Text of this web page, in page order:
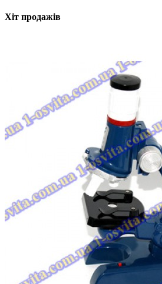
Хіт продажів